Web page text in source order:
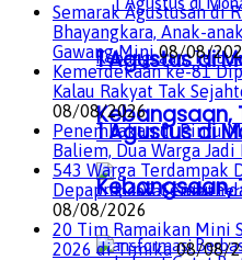
1 Agustus di
Kebangsaan,
1 Agustus di
Kebangsaan,
Semarak Agustusan di
Bhayangkara, Anak-
Gawang Mini 08/08/
Kemerdekaan ke-81
Kalau Rakyat Tak
08/08/2026
Penembakan di Pintu
Baliem, Dua Warga Jadi
543 Warga Terdampak
Depapre, 402 Sembuh
08/08/2026
20 Tim Ramaikan Mini
2026 di Timika 08/08/